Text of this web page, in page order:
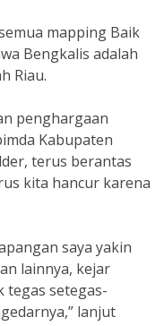
mapping Baik
Bengkalis adalah
Riau.
penghargaan
Kabupaten
terus berantas
kita hancur karena
saya yakin
lainnya, kejar
tegas setegas-
lanjut